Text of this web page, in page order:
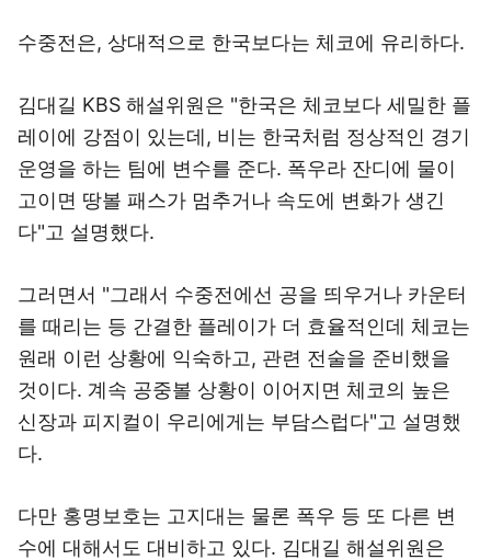
수중전은, 상대적으로 한국보다는 체코에 유리하다.
김대길 KBS 해설위원은 "한국은 체코보다 세밀한 플
레이에 강점이 있는데, 비는 한국처럼 정상적인 경기
운영을 하는 팀에 변수를 준다. 폭우라 잔디에 물이
고이면 땅볼 패스가 멈추거나 속도에 변화가 생긴
다"고 설명했다.
그러면서 "그래서 수중전에선 공을 띄우거나 카운터
를 때리는 등 간결한 플레이가 더 효율적인데 체코는
원래 이런 상황에 익숙하고, 관련 전술을 준비했을
것이다. 계속 공중볼 상황이 이어지면 체코의 높은
신장과 피지컬이 우리에게는 부담스럽다"고 설명했
다.
다만 홍명보호는 고지대는 물론 폭우 등 또 다른 변
수에 대해서도 대비하고 있다. 김대길 해설위원은